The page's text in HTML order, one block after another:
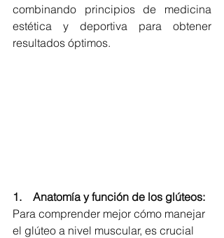
combinando principios de medicina
estética y deportiva para obtener
resultados óptimos.
1.    Anatomía y función de los glúteos:
Para comprender mejor cómo manejar
el glúteo a nivel muscular, es crucial